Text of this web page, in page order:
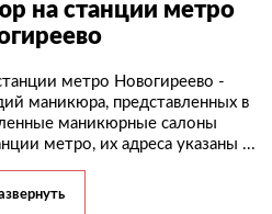
на станции метро
метро Новогиреево -
маникюра, представленных в
маникюрные салоны
метро, их адреса указаны ...